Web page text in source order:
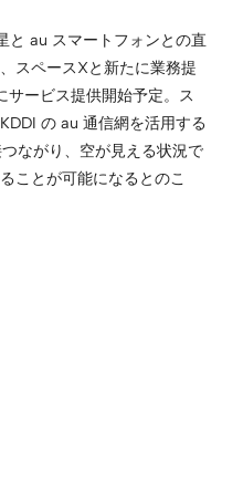
と au スマートフォンとの直
スペースXと新たに業務提
ービス提供開始予定。ス
の au 通信網を活用する
ながり、空が見える状況で
ことが可能になるとのこ